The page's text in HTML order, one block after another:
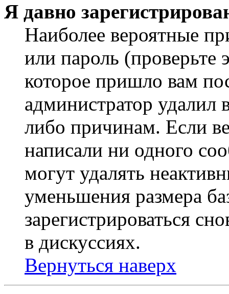
Я давно
Наиболее вероятные
или пароль (проверьте
которое пришло вам
администратор
либо причинам. Если
написали ни одного
могут удалять
уменьшения размера
зарегистрироваться
в дискуссиях.
Вернуться наверх